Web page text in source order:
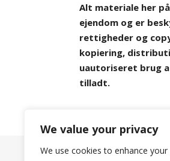
We value your privacy
We use cookies to enhance
Alt materiale her
ejendom og er
rettigheder og
kopiering,
uautoriseret brug
tilladt.